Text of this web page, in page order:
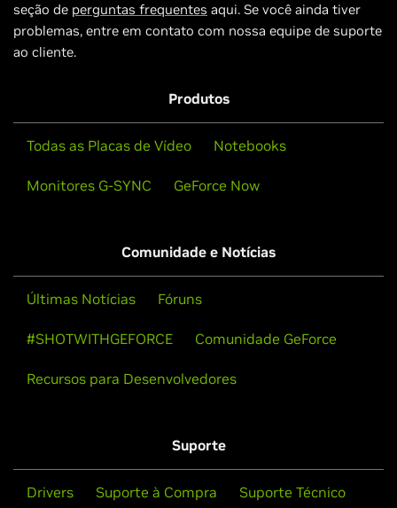
seção de perguntas frequentes aqui. Se você ainda tiver
problemas, entre em contato com nossa equipe de suporte
ao cliente.
Produtos
Todas as Placas de Vídeo Notebooks
Monitores G-SYNC GeForce Now
Comunidade e Notícias
Últimas Notícias Fóruns
#SHOTWITHGEFORCE Comunidade GeForce
Recursos para Desenvolvedores
Suporte
Drivers Suporte à Compra Suporte Técnico